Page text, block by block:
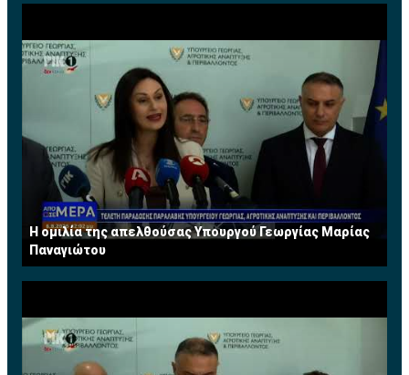
Η ομιλία της απελθούσας Υπουργού Γεωργίας Μαρίας
Παναγιώτου